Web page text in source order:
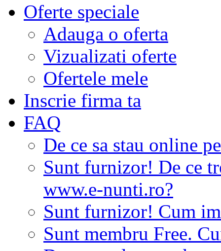
Oferte speciale
Adauga o oferta
Vizualizati oferte
Ofertele mele
Inscrie firma ta
FAQ
De ce sa stau online
Sunt furnizor! De ce
www.e-nunti.ro?
Sunt furnizor! Cum
Sunt membru Free.